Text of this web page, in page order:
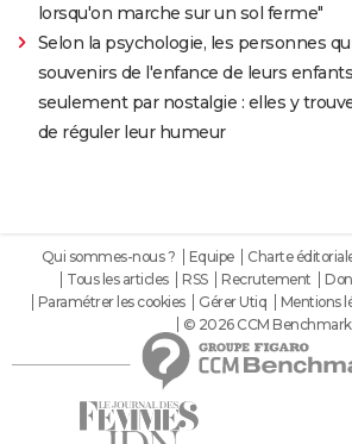
lorsqu'on marche sur un sol ferme"
Selon la psychologie, les personnes
souvenirs de l'enfance de leurs
seulement par nostalgie : elles y
de réguler leur humeur
Qui sommes-nous ? Equipe Charte
Tous les articles
RSS Recrutement
Paramétrer les cookies
Gérer Utiq Mentions
© 2026 CCM Benchmark